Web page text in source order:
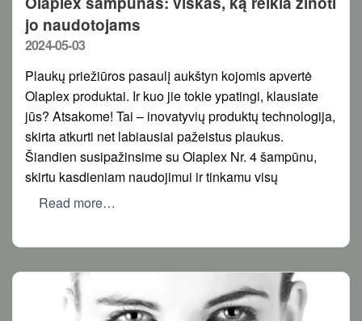
jo naudotojams
Posted
2024-05-03
Plaukų priežiūros pasaulį aukštyn kojomis apvertė
Olaplex produktai. Ir kuo jie tokie ypatingi, klausiate
jūs? Atsakome! Tai – inovatyvių produktų technologija,
skirta atkurti net labiausiai pažeistus plaukus.
Šiandien susipažinsime su Olaplex Nr. 4 šampūnu,
skirtu kasdieniam naudojimui ir tinkamu visų
Read more…